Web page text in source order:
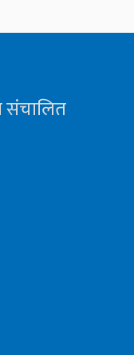
संचालित